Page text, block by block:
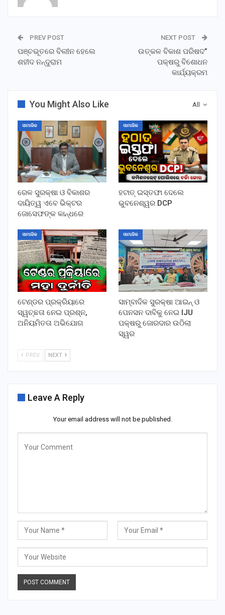
PREV POST
ପଞ୍ଚଭୂତରେ ବିଲୀନ ହେଲେ
ଶହୀଦ ନନ୍ଦୁରାମ
NEXT POST
ଉତ୍କଳ ବିକାଶ ପରିଷଦ”
ପକ୍ଷରୁ ବିଶୋଧନ
କାର୍ଯ୍ୟକ୍ରମ
All
You Might Also Like
ସାମାଜିକ
ରେଳ ସୁରକ୍ଷା ଓ ବିକାଶର
ଦାୟିତ୍ୱ ଏବେ ଭିକ୍ଟର
ଜୋସେଫଙ୍କ କାନ୍ଧରେ
ସାମାଜିକ
ହଟାତ୍ ଇସ୍ତଫା ଦେଲେ
ଭୁବନେଶ୍ୱର DCP
ସାମାଜିକ
ଟେଣ୍ଡର ପ୍ରକ୍ରିୟାରେ
ସ୍ୱଚ୍ଛତା ନେଇ ପ୍ରଶ୍ନ,
ଅନିୟମିତତା ଅଭିଯୋଗ
ସାମାଜିକ
ସାମ୍ବାଦିକ ସୁରକ୍ଷା ଆଇନ୍ ଓ
ପେନସନ ଦାବିକୁ ନେଇ IJU
ପକ୍ଷରୁ ଜୋରଦାର ଉଠିଲା
ସ୍ୱର
PREV NEXT
Leave A Reply
Your email address will not be published.